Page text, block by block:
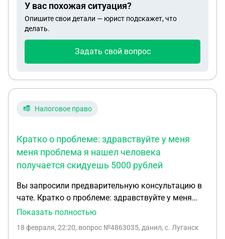
бы получить половину денег потом он мне
угрожал если я не выплачу этим будет
заниматься киберполиция что мне делать
У вас похожая ситуация?
Опишите свои детали — юрист подскажет, что
делать.
Задать свой вопрос
Налоговое право
Кратко о проблеме: здравствуйте у меня
меня проблема я нашел человека
получается скидуешь 5000 рублей
Вы запросили предварительную консультацию в
чате. Кратко о проблеме: здравствуйте у меня
меня проблема я нашел человека получается
ну я скинул потом он сказал что надо оплатить
Показать полностью
18 февраля, 22:20, вопрос №4863035, данил, с. Луганск